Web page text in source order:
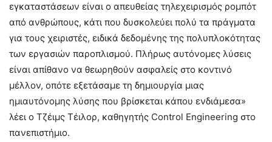
εγκαταστάσεων είναι ο απευθείας τηλεχειρισμός ρομπότ
από ανθρώπους, κάτι που δυσκολεύει πολύ τα πράγματα
για τους χειριστές, ειδικά δεδομένης της πολυπλοκότητας
των εργασιών παροπλισμού. Πλήρως αυτόνομες λύσεις
είναι απίθανο να θεωρηθούν ασφαλείς στο κοντινό
μέλλον, οπότε εξετάσαμε τη δημιουργία μιας
ημιαυτόνομης λύσης που βρίσκεται κάπου ενδιάμεσα»
λέει ο Τζέιμς Τέιλορ, καθηγητής Control Engineering στο
πανεπιστήμιο.